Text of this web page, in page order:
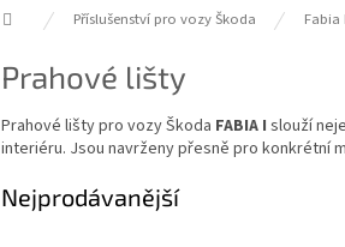
Domů Příslušenství pro vozy Škoda Fabia I
Prahové lišty
Prahové lišty pro vozy Škoda FABIA I slouží
interiéru. Jsou navrženy přesně pro konkrétní
Nejprodávanější